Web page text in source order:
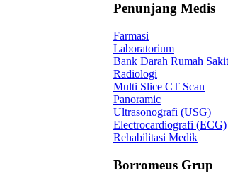
Penunjang Medis
Farmasi
Laboratorium
Bank Darah Rumah Sakit
Radiologi
Multi Slice CT Scan
Panoramic
Ultrasonografi (USG)
Electrocardiografi (ECG)
Rehabilitasi Medik
Borromeus Grup